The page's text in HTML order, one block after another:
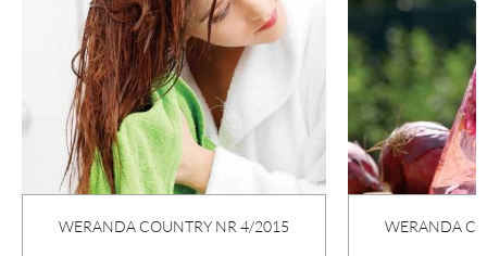
WERANDA COUNTRY NR 4/2015 WERANDA